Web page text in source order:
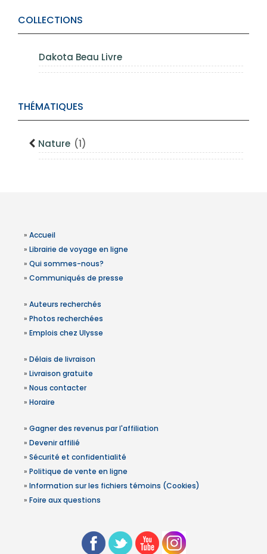
COLLECTIONS
Dakota Beau Livre
THÉMATIQUES
Nature (1)
» Accueil
» Librairie de voyage en ligne
» Qui sommes-nous?
» Communiqués de presse
» Auteurs recherchés
» Photos recherchées
» Emplois chez Ulysse
» Délais de livraison
» Livraison gratuite
» Nous contacter
» Horaire
» Gagner des revenus par l'affiliation
» Devenir affilié
» Sécurité et confidentialité
» Politique de vente en ligne
» Information sur les fichiers témoins (Cookies)
» Foire aux questions